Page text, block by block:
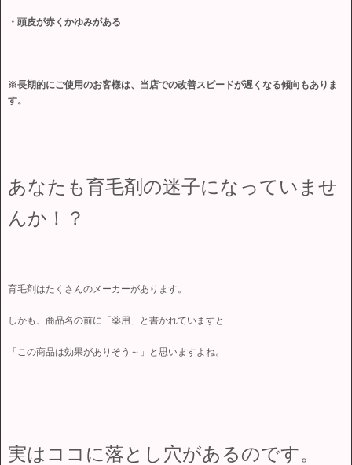
・頭皮が赤くかゆみがある
※長期的にご使用のお客様は、当店での改善スピードが遅くなる傾向もありま
す。
あなたも育毛剤の迷子になっていませ
んか！？
育毛剤はたくさんのメーカーがあります。
しかも、商品名の前に「薬用」と書かれていますと
「この商品は効果がありそう～」と思いますよね。
実はココに落とし穴があるのです。